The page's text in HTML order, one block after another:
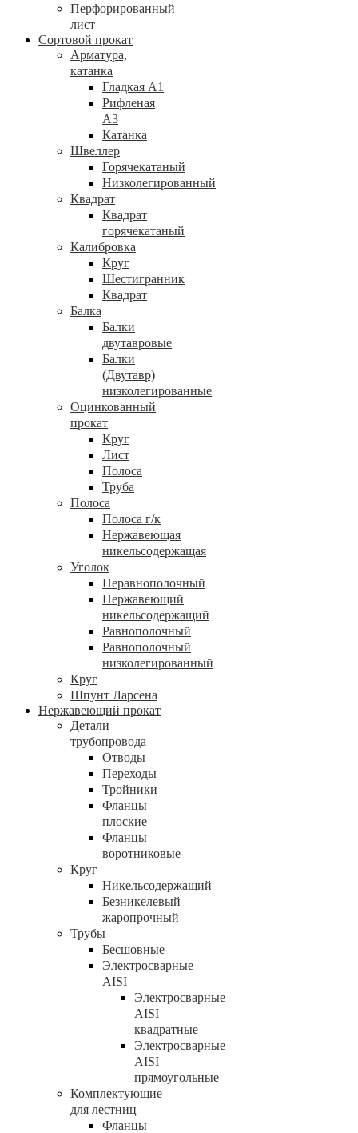
Перфорированный
лист
Сортовой прокат
Арматура,
катанка
Гладкая А1
Рифленая
А3
Катанка
Швеллер
Горячекатаный
Низколегированный
Квадрат
Квадрат
горячекатаный
Калибровка
Круг
Шестигранник
Квадрат
Балка
Балки
двутавровые
Балки
(Двутавр)
низколегированные
Оцинкованный
прокат
Круг
Лист
Полоса
Труба
Полоса
Полоса г/к
Нержавеющая
никельсодержащая
Уголок
Неравнополочный
Нержавеющий
никельсодержащий
Равнополочный
Равнополочный
низколегированный
Круг
Шпунт Ларсена
Нержавеющий прокат
Детали
трубопровода
Отводы
Переходы
Тройники
Фланцы
плоские
Фланцы
воротниковые
Круг
Никельсодержащий
Безникелевый
жаропрочный
Трубы
Бесшовные
Электросварные
AISI
Электросварные
AISI
квадратные
Электросварные
AISI
прямоугольные
Комплектующие
для лестниц
Фланцы